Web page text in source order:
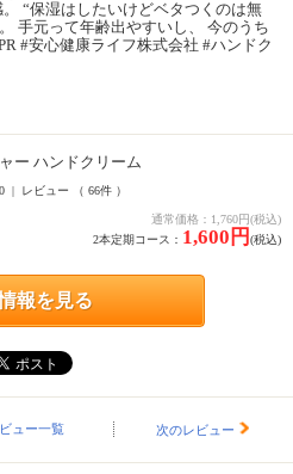
“保湿はしたいけどベタつくのは無
手元って年齢出やすいし、 今のうち
#安心健康ライフ株式会社 #ハンドク
ー ハンドクリーム
| レビュー （ 66件 ）
通常価格：1,760円(税込)
2本定期コース： 1,600円 (税込)
報を見る
ュー一覧 次のレビュー